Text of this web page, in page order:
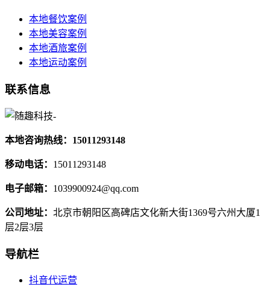
本地餐饮案例
本地美容案例
本地酒旅案例
本地运动案例
联系信息
本地咨询热线：15011293148
移动电话： 15011293148
电子邮箱： 1039900924@qq.com
公司地址： 北京市朝阳区高碑店文化新大街1369号六州大厦1
层2层3层
导航栏
抖音代运营